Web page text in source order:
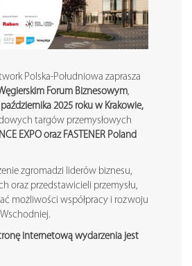
Polska-Południowa zaprasza
Forum Biznesowym,
października 2025 roku w Krakowie,
targów przemysłowych
EXPO oraz FASTENER Poland
zgromadzi liderów biznesu,
oraz przedstawicieli przemysłu,
możliwości współpracy i rozwoju
internetową wydarzenia jest